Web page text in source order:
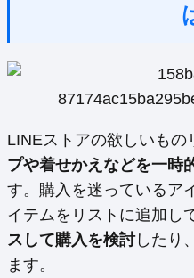
LINEストアの欲しいもの
プや着せかえなどを一時
す。購入を迷っているア
イテムをリストに追加し
スして購入を検討したり、
ます。